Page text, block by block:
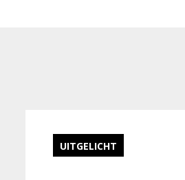
UITGELICHT